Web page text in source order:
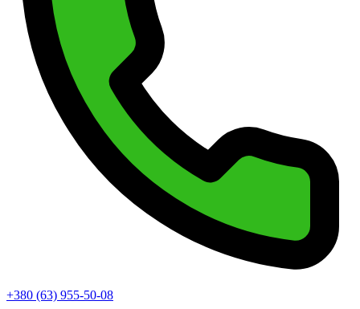
+380 (63) 955-50-08